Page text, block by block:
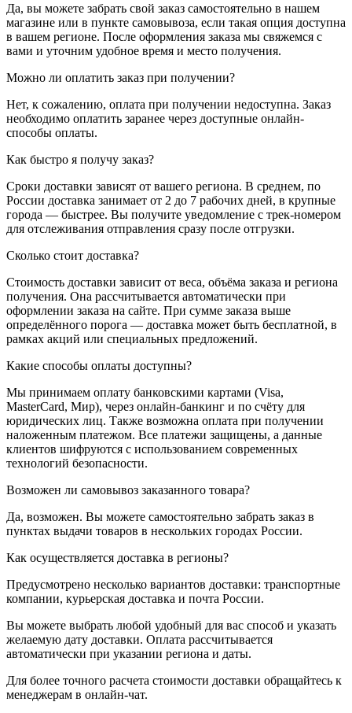
Да, вы можете забрать свой заказ самостоятельно в нашем
магазине или в пункте самовывоза, если такая опция доступна
в вашем регионе. После оформления заказа мы свяжемся с
вами и уточним удобное время и место получения.
Можно ли оплатить заказ при получении?
Нет, к сожалению, оплата при получении недоступна. Заказ
необходимо оплатить заранее через доступные онлайн-
способы оплаты.
Как быстро я получу заказ?
Сроки доставки зависят от вашего региона. В среднем, по
России доставка занимает от 2 до 7 рабочих дней, в крупные
города — быстрее. Вы получите уведомление с трек-номером
для отслеживания отправления сразу после отгрузки.
Сколько стоит доставка?
Стоимость доставки зависит от веса, объёма заказа и региона
получения. Она рассчитывается автоматически при
оформлении заказа на сайте. При сумме заказа выше
определённого порога — доставка может быть бесплатной, в
рамках акций или специальных предложений.
Какие способы оплаты доступны?
Мы принимаем оплату банковскими картами (Visa,
MasterCard, Мир), через онлайн-банкинг и по счёту для
юридических лиц. Также возможна оплата при получении
наложенным платежом. Все платежи защищены, а данные
клиентов шифруются с использованием современных
технологий безопасности.
Возможен ли самовывоз заказанного товара?
Да, возможен. Вы можете самостоятельно забрать заказ в
пунктах выдачи товаров в нескольких городах России.
Как осуществляется доставка в регионы?
Предусмотрено несколько вариантов доставки: транспортные
компании, курьерская доставка и почта России.
Вы можете выбрать любой удобный для вас способ и указать
желаемую дату доставки. Оплата рассчитывается
автоматически при указании региона и даты.
Для более точного расчета стоимости доставки обращайтесь к
менеджерам в онлайн-чат.